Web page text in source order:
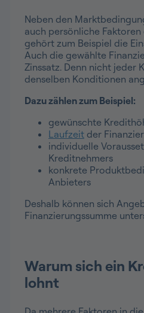
Neben den
auch persönliche Faktoren
gehört zum Beispiel die
Auch die gewählte
Zinssatz. Denn nicht jeder
denselben Konditionen
Dazu zählen zum Beispiel:
gewünschte
Laufzeit der
individuelle
Kreditnehmers
konkrete
Anbieters
Deshalb können sich
Finanzierungssumme
Warum sich ein
lohnt